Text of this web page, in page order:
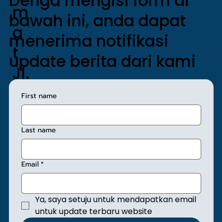
m
a
t
Jl.
Sunan
Giri No.
1, Kel.
Rawa
mangu
n,
Kec.
bawah ini, anda dapat
menerima notifikasi
update berita dari kami
First name
Last name
Email *
Ya, saya setuju untuk mendapatkan email
untuk update terbaru website